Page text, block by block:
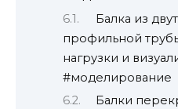
Балка из
профильной
нагрузки и
#моделирование
Балки